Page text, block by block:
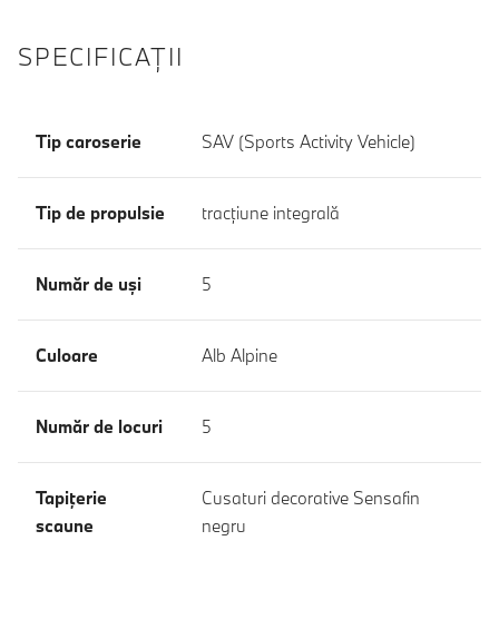
SPECIFICAŢII
Tip caroserie SAV (Sports Activity Vehicle)
Tip de propulsie tracţiune integrală
Număr de uşi 5
Culoare Alb Alpine
Număr de locuri 5
Tapiţerie
scaune
Cusaturi decorative Sensafin
negru